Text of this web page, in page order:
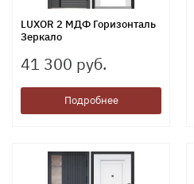
LUXOR 2 МДФ Горизонталь
Зеркало
41 300 руб.
Подробнее